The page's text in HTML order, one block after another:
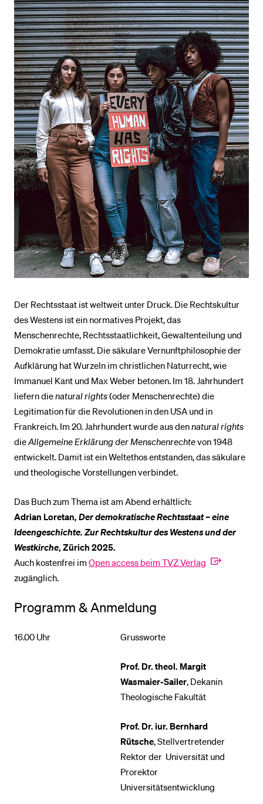
Der Rechtsstaat ist weltweit unter Druck. Die Rechtskultur
des Westens ist ein normatives Projekt, das
Menschenrechte, Rechtsstaatlichkeit, Gewaltenteilung und
Demokratie umfasst. Die säkulare Vernunftphilosophie der
Aufklärung hat Wurzeln im christlichen Naturrecht, wie
Immanuel Kant und Max Weber betonen. Im 18. Jahrhundert
liefern dienatural rights(oder Menschenrechte) die
Legitimation für die Revolutionen in den USA und in
Frankreich. Im 20. Jahrhundert wurde aus dennatural rights
dieAllgemeine Erklärung der Menschenrechtevon 1948
entwickelt. Damit ist ein Weltethos entstanden, das säkulare
und theologische Vorstellungen verbindet.
Das Buch zum Thema ist am Abend erhältlich:
Adrian Loretan, Der demokratische Rechtsstaat – eine
Ideengeschichte. Zur Rechtskultur des Westens und der
Westkirche, Zürich 2025.
Auch kostenfrei im Open access beim TVZ Verlag
zugänglich.
Programm & Anmeldung
16.00 Uhr Grussworte
Prof. Dr. theol. Margit
Wasmaier-Sailer, Dekanin
Theologische Fakultät
Prof. Dr. iur. Bernhard
Rütsche, Stellvertretender
Rektor der Universität und
Prorektor
Universitätsentwicklung